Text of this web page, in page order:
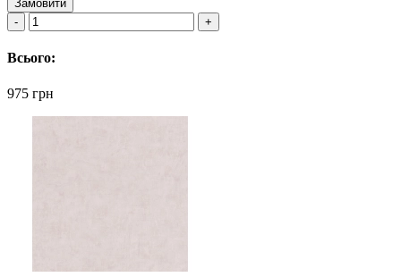
Замовити
Всього:
975 грн